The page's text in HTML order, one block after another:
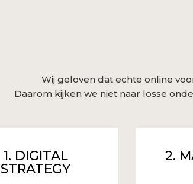
Wij geloven dat echte online
Daarom kijken we niet naar losse
1. DIGITAL
STRATEGY
2.